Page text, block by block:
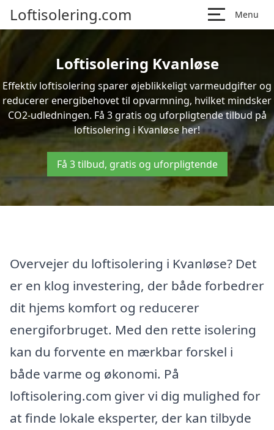
Loftisolering.com Menu
Loftisolering Kvanløse
Effektiv loftisolering sparer øjeblikkeligt varmeudgifter og
reducerer energibehovet til opvarmning, hvilket mindsker
CO2-udledningen. Få 3 gratis og uforpligtende tilbud på
loftisolering i Kvanløse her!
Få 3 tilbud, gratis og uforpligtende
Overvejer du loftisolering i Kvanløse? Det
er en klog investering, der både forbedrer
dit hjems komfort og reducerer
energiforbruget. Med den rette isolering
kan du forvente en mærkbar forskel i
både varme og økonomi. På
loftisolering.com giver vi dig mulighed for
at finde lokale eksperter, der kan tilbyde